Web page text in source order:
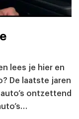
lees je hier en
De laatste jaren
ontzettend